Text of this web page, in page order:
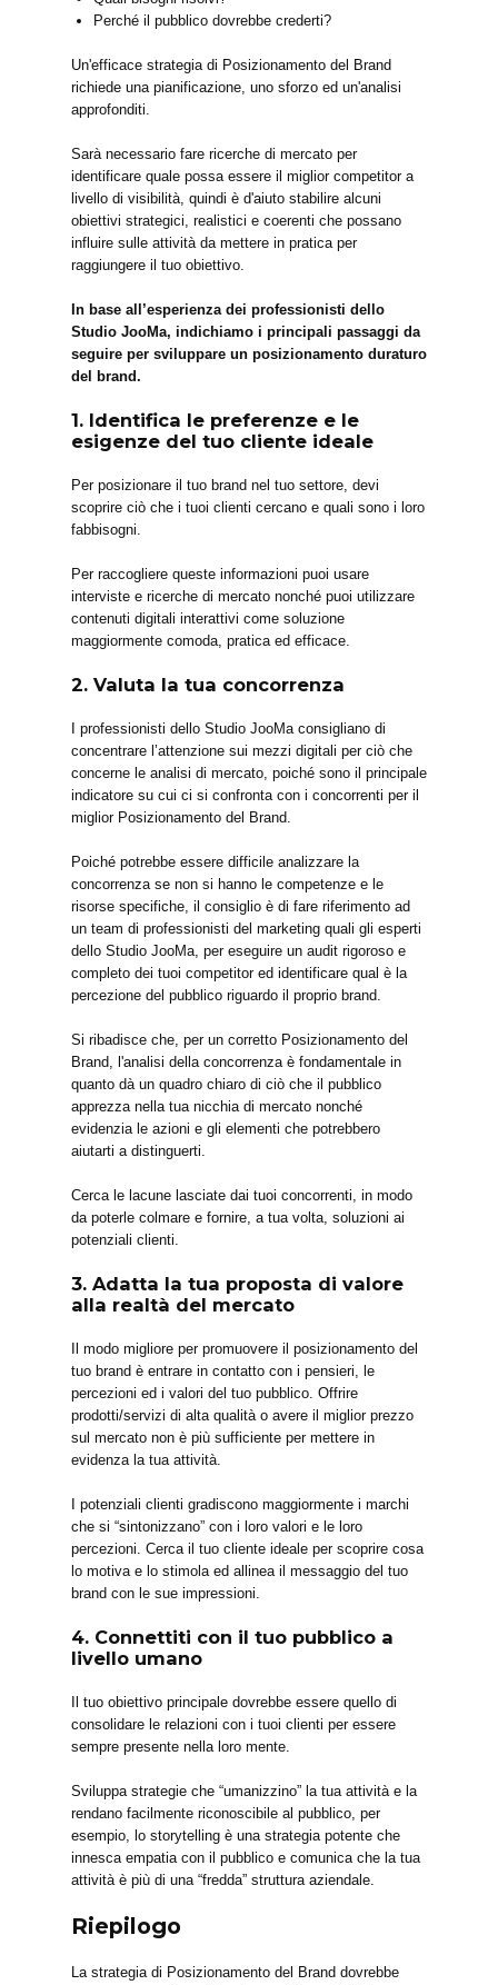
Perché il pubblico dovrebbe crederti?
Un'efficace strategia di Posizionamento del Brand
richiede una pianificazione, uno sforzo ed un'analisi
approfonditi.
Sarà necessario fare ricerche di mercato per
identificare quale possa essere il miglior competitor a
livello di visibilità, quindi è d'aiuto stabilire alcuni
obiettivi strategici, realistici e coerenti che possano
influire sulle attività da mettere in pratica per
raggiungere il tuo obiettivo.
In base all’esperienza dei professionisti dello
Studio JooMa, indichiamo i principali passaggi da
seguire per sviluppare un posizionamento duraturo
del brand.
1. Identifica le preferenze e le
esigenze del tuo cliente ideale
Per posizionare il tuo brand nel tuo settore, devi
scoprire ciò che i tuoi clienti cercano e quali sono i loro
fabbisogni.
Per raccogliere queste informazioni puoi usare
interviste e ricerche di mercato nonché puoi utilizzare
contenuti digitali interattivi come soluzione
maggiormente comoda, pratica ed efficace.
2. Valuta la tua concorrenza
I professionisti dello Studio JooMa consigliano di
concentrare l’attenzione sui mezzi digitali per ciò che
concerne le analisi di mercato, poiché sono il principale
indicatore su cui ci si confronta con i concorrenti per il
miglior Posizionamento del Brand.
Poiché potrebbe essere difficile analizzare la
concorrenza se non si hanno le competenze e le
risorse specifiche, il consiglio è di fare riferimento ad
un team di professionisti del marketing quali gli esperti
dello Studio JooMa, per eseguire un audit rigoroso e
completo dei tuoi competitor ed identificare qual è la
percezione del pubblico riguardo il proprio brand.
Si ribadisce che, per un corretto Posizionamento del
Brand, l'analisi della concorrenza è fondamentale in
quanto dà un quadro chiaro di ciò che il pubblico
apprezza nella tua nicchia di mercato nonché
evidenzia le azioni e gli elementi che potrebbero
aiutarti a distinguerti.
Cerca le lacune lasciate dai tuoi concorrenti, in modo
da poterle colmare e fornire, a tua volta, soluzioni ai
potenziali clienti.
3. Adatta la tua proposta di valore
alla realtà del mercato
Il modo migliore per promuovere il posizionamento del
tuo brand è entrare in contatto con i pensieri, le
percezioni ed i valori del tuo pubblico. Offrire
prodotti/servizi di alta qualità o avere il miglior prezzo
sul mercato non è più sufficiente per mettere in
evidenza la tua attività.
I potenziali clienti gradiscono maggiormente i marchi
che si “sintonizzano” con i loro valori e le loro
percezioni. Cerca il tuo cliente ideale per scoprire cosa
lo motiva e lo stimola ed allinea il messaggio del tuo
brand con le sue impressioni.
4. Connettiti con il tuo pubblico a
livello umano
Il tuo obiettivo principale dovrebbe essere quello di
consolidare le relazioni con i tuoi clienti per essere
sempre presente nella loro mente.
Sviluppa strategie che “umanizzino” la tua attività e la
rendano facilmente riconoscibile al pubblico, per
esempio, lo storytelling è una strategia potente che
innesca empatia con il pubblico e comunica che la tua
attività è più di una “fredda” struttura aziendale.
Riepilogo
La strategia di Posizionamento del Brand dovrebbe